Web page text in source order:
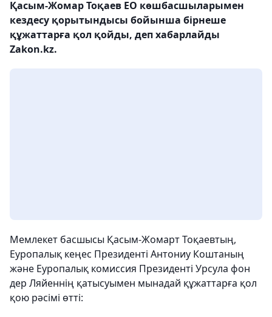
Қасым-Жомар Тоқаев ЕО көшбасшыларымен
кездесу қорытындысы бойынша бірнеше
құжаттарға қол қойды, деп хабарлайды
Zakon.kz.
Мемлекет басшысы Қасым-Жомарт Тоқаевтың,
Еуропалық кеңес Президенті Антониу Коштаның
және Еуропалық комиссия Президенті Урсула фон
дер Ляйеннің қатысуымен мынадай құжаттарға қол
қою рәсімі өтті: